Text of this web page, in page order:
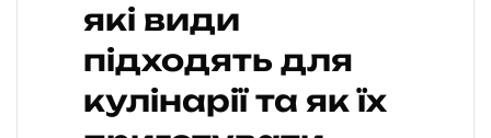
які види
підходять для
кулінарії та як їх